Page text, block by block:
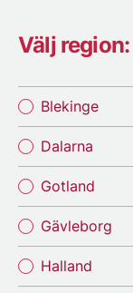
Välj region:
Blekinge
Dalarna
Gotland
Gävleborg
Halland